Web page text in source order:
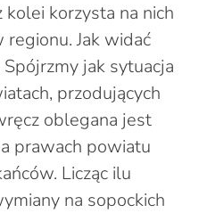
korzysta na nich
Jak widać
jak sytuacja
przodujących
oblegana jest
prawach powiatu
Licząc ilu
na sopockich